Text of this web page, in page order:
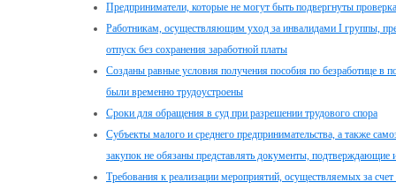
Предприниматели, которые не могут быть подвергнуты
Работникам, осуществляющим уход за инвалидами I группы,
отпуск без сохранения заработной платы
Созданы равные условия получения пособия по безработице в
были временно трудоустроены
Сроки для обращения в суд при разрешении трудового спора
Субъекты малого и среднего предпринимательства, а также
закупок не обязаны представлять документы, подтверждающие
Требования к реализации мероприятий, осуществляемых за